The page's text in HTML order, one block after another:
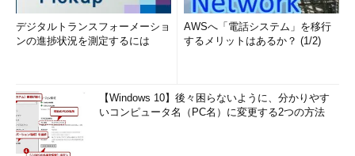
デジタルトランスフォーメーショ
ンの進捗状況を測定するには
AWSへ「電話システム」を移行
するメリットはあるか？ (1/2)
【Windows 10】後々困らないように、分かりやす
いコンピュータ名（PC名）に変更する2つの方法